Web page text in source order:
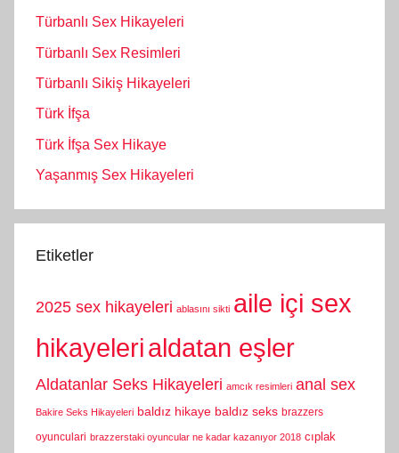
Türbanlı Sex Hikayeleri
Türbanlı Sex Resimleri
Türbanlı Sikiş Hikayeleri
Türk İfşa
Türk İfşa Sex Hikaye
Yaşanmış Sex Hikayeleri
Etiketler
2025 sex hikayeleri ablasını sikti aile içi sex
hikayelerialdatan eşler
Aldatanlar Seks Hikayeleri amcık resimleri anal sex
Bakire Seks Hikayeleri baldız hikaye baldız seks brazzers
oyunculari brazzerstaki oyuncular ne kadar kazanıyor 2018 cıplak